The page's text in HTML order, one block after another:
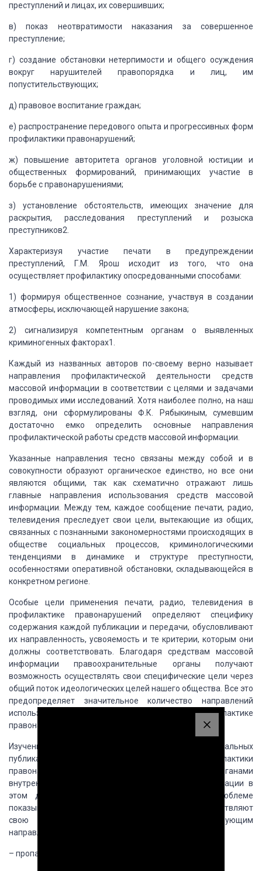
преступлений и лицах, ихсовершивших;
в) показ неотвратимости наказания за совершенное
преступление;
г) создание обстановки нетерпимости и общего осуждения
вокруг нарушителей правопорядка и лиц, им
попустительствующих;
д) правовое воспитание граждан;
е) распространение передового опыта и прогрессивных форм
профилактики правонарушений;
ж) повышение авторитета органов уголовной юстиции и
общественных формирований, принимающих участие в
борьбе с правонарушениями;
з) установление обстоятельств, имеющих значение для
раскрытия, расследования преступлений и розыска
преступников2.
Характеризуя участие печати в предупреждении
преступлений, Г.М. Ярош исходит из того, что она
осуществляет профилактику опосредованными способами:
1) формируя общественное сознание, участвуя в создании
атмосферы, исключающей нарушение закона;
2) сигнализируя компетентным органам о выявленных
криминогенных факторах1.
Каждый из названных авторов по-своему верно называет
направления профилактической деятельности средств
массовой информации в соответствии с целями и задачами
проводимых ими исследований. Хотя наиболее полно, на наш
взгляд, они сформулированы Ф.К. Рябыкиным, сумевшим
достаточно емко определить основные направления
профилактической работы средств массовой информации.
Указанные направления тесно связаны между собой и в
совокупности образуют органическое единство, но все они
являются общими, таккак схематично отражают лишь
главные направления использования средств массовой
информации. Между тем, каждое сообщение печати, радио,
телевидения преследует свои цели, вытекающие из общих,
связанных с познанными закономерностями происходящих в
обществе социальных процессов, криминологическими
тенденциями в динамике и структуре преступности,
особенностями оперативной обстановки, складывающейся в
конкретном регионе.
Особые цели применения печати, радио, телевидения в
профилактике правонарушений определяют специфику
содержания каждой публикации и передачи, обусловливают
их направленность, усвояемость и те критерии, которым они
должны соответствовать. Благодаря средствам массовой
информации правоохранительные органы получают
возможность осуществлять свои специфические цели через
общий поток идеологических целей нашего общества. Все это
предопределяет значительное количество направлений
использования массовой информации в профилактике
правонарушений.
Изучение большого массива газетных и журнальных
публикаций, радио и телепередач по вопросам профилактики
правонарушений, обобщение
опыта, накопленного органами
внутренних дел и учреждениями массовой информации в
этом деле, а также литературы по данной проблеме
показывает, что печать, радио и
телевидение осуществляют
свою профилактическую деятельность по следующим
направлениям:
– пропаганда (разъяснение) законодательства;